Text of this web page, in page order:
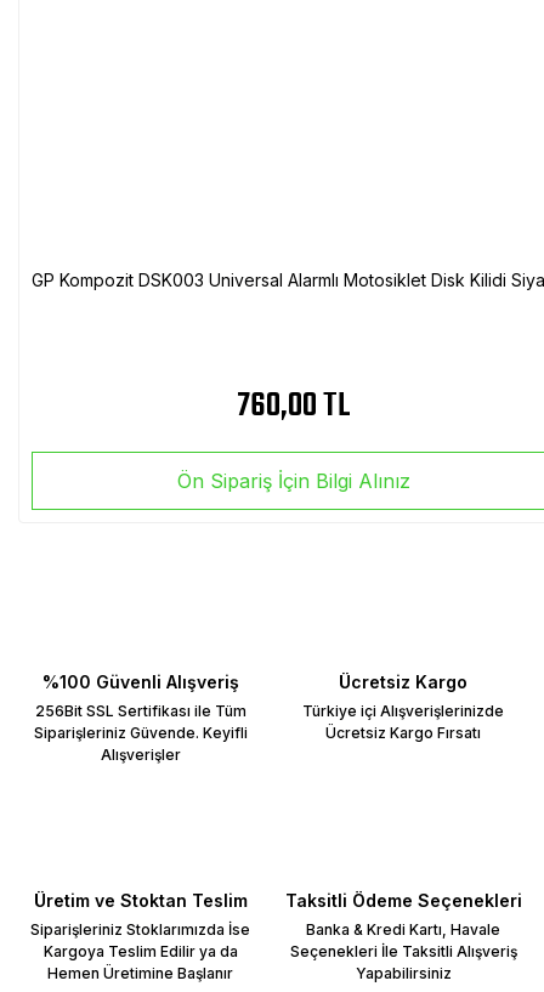
GP Kompozit DSK003 Universal Alarmlı Motosiklet Disk Kilidi
760,00 TL
Ön Sipariş İçin Bilgi Alınız
%100 Güvenli Alışveriş
256Bit SSL Sertifikası ile Tüm
Siparişleriniz Güvende. Keyifli
Alışverişler
Ücretsiz Kargo
Türkiye içi Alışverişlerinizde
Ücretsiz Kargo Fırsatı
Üretim ve Stoktan Teslim
Siparişleriniz Stoklarımızda İse
Kargoya Teslim Edilir ya da
Hemen Üretimine Başlanır
Taksitli Ödeme Seçenekleri
Banka & Kredi Kartı, Havale
Seçenekleri İle Taksitli Alışveriş
Yapabilirsiniz